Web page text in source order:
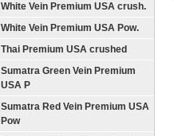
White Vein Premium USA crush.
White Vein Premium USA Pow.
Thai Premium USA crushed
Sumatra Green Vein Premium
USA P
Sumatra Red Vein Premium USA
Pow